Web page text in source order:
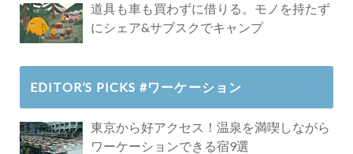
道具も車も買わずに借りる。モノを持たず
にシェア&サブスクでキャンプ
EDITOR’S PICKS #ワーケーション
東京から好アクセス！温泉を満喫しながら
ワーケーションできる宿9選